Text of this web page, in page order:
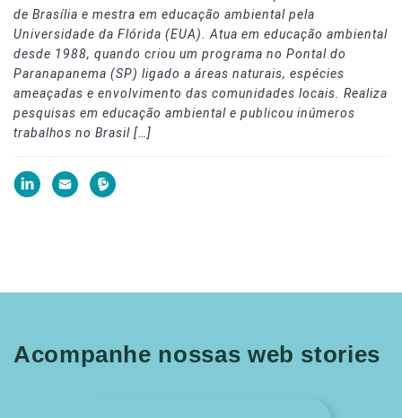
de Brasília e mestra em educação ambiental pela
Universidade da Flórida (EUA). Atua em educação ambiental
desde 1988, quando criou um programa no Pontal do
Paranapanema (SP) ligado a áreas naturais, espécies
ameaçadas e envolvimento das comunidades locais. Realiza
pesquisas em educação ambiental e publicou inúmeros
trabalhos no Brasil […]
Acompanhe nossas web stories